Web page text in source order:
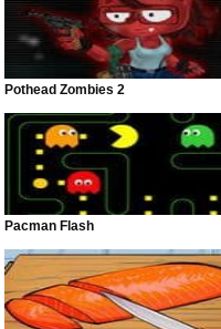
Pothead Zombies 2
Pacman Flash